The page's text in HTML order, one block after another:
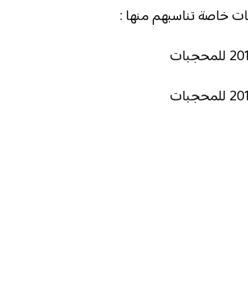
خاصة تناسبهم منها :